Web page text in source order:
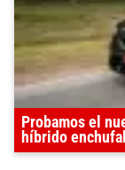
Probamos el
híbrido